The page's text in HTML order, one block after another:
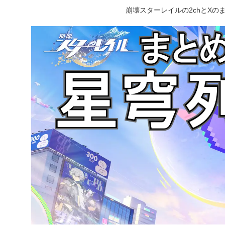
崩壊スターレイルの2chとXの